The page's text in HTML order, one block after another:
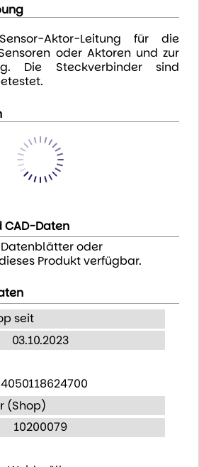
Aktor-Leitung für die
oder Aktoren und zur
Die Steckverbinder sind
Daten
oder
Produkt verfügbar.
seit
03.10.2023
(Shop)
10200079